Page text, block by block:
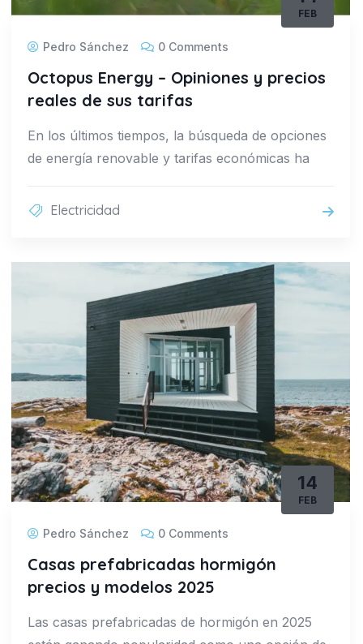
FEB
Pedro Sánchez 0 Comments
Octopus Energy – Opiniones y precios
reales de sus tarifas
En los últimos tiempos, la búsqueda de opciones
de energía renovable y tarifas económicas ha
Electricidad
14
FEB
Pedro Sánchez 0 Comments
Casas prefabricadas hormigón
precios y modelos 2025
Las casas prefabricadas de hormigón en 2025